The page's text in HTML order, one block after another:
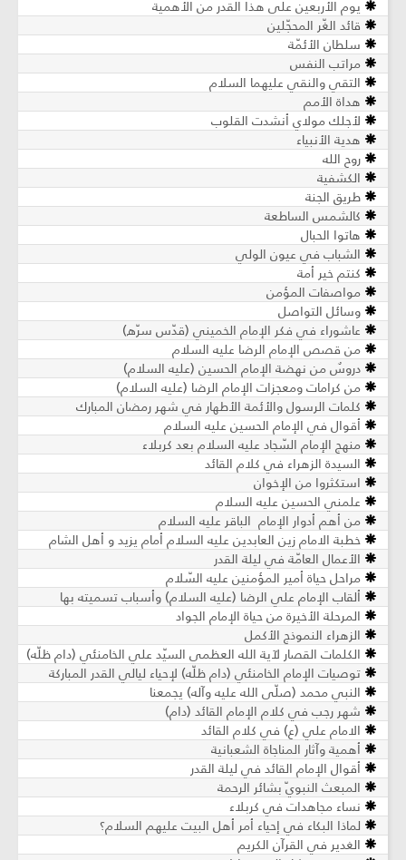
يوم الأربعين على هذا القدر من الأهمية
قائد الغّر المحجّلين
سلطان الأئمّة
مراتب النفس
التقي والنقي عليهما السلام
هداة الأمم
لأجلك مولاي أنشدت القلوب
هدية الأنبياء
روح الله
الكشفية
طريق الجنة
كالشمس الساطعة
هاتوا الحبال
الشباب في عيون الولي
كنتم خير أمة
مواصفات المؤمن
وسائل التواصل
عاشوراء في فكر الإمام الخميني (قدّس سرّه)
من قصص الإمام الرضا عليه السلام
دروسٌ من نهضة الإمام الحسين (عليه السلام)
من كرامات ومعجزات الإمام الرضا (عليه السلام)
كلمات الرسول والأئمة الأطهار في شهر رمضان المبارك
أقوال في الإمام الحسين عليه السلام
منهج الإمام السّجاد عليه السلام بعد كربلاء
السيدة الزهراء في كلام القائد
استكثروا من الإخوان
علمني الحسين عليه السلام
من أهم أدوار الإمام الباقر عليه السلام
خطبة الامام زين العابدين عليه السلام أمام يزيد و أهل الشام
الأعمال العامّة في ليلة القدر
مراحل حياة أمير المؤمنين عليه السّلام
ألقاب الإمام علي الرضا (عليه السلام) وأسباب تسميته بها
المرحلة الأخيرة من حياة الإمام الجواد
الزهراء النموذج الأكمل
الكلمات القصار لآية الله العظمى السيّد علي الخامنئي (دام ظلّه)
توصيات الإمام الخامنئي (دام ظلّه) لإحياء ليالي القدر المباركة
النبي محمد (صلّى الله عليه وآله) يجمعنا
شهر رجب في كلام الإمام القائد (دام)
الامام علي (ع) في كلام القائد
أهمية وآثار المناجاة الشعبانية
أقوال الإمام القائد في ليلة القدر
المبعث النبويّ بشائر الرحمة
نساء مجاهدات في كربلاء
لماذا البكاء في إحياء أمر أهل البيت عليهم السلام؟
الغدير في القرآن الكريم